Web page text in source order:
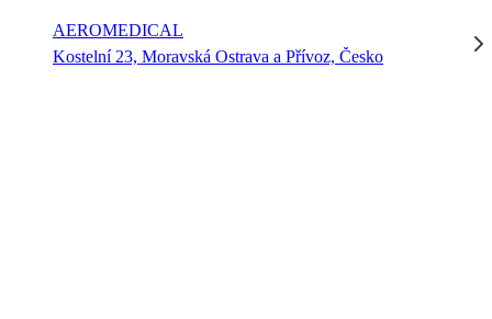
AEROMEDICAL
Kostelní 23, Moravská Ostrava a Přívoz, Česko